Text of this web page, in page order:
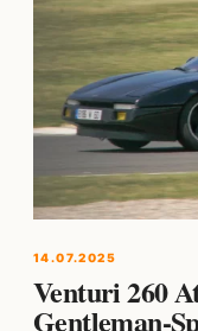
14.07.2025
Venturi 260
Gentleman-